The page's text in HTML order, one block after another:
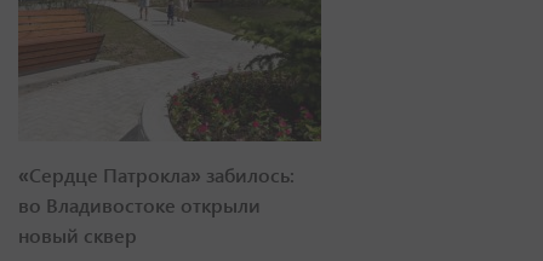
«Сердце Патрокла» забилось:
во Владивостоке открыли
новый сквер